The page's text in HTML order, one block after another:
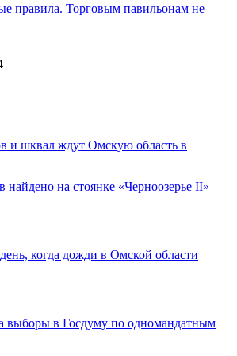
правила. Торговым павильонам не
и шквал ждут Омскую область в
найдено на стоянке «Черноозерье II»
когда дожди в Омской области
выборы в Госдуму по одномандатным